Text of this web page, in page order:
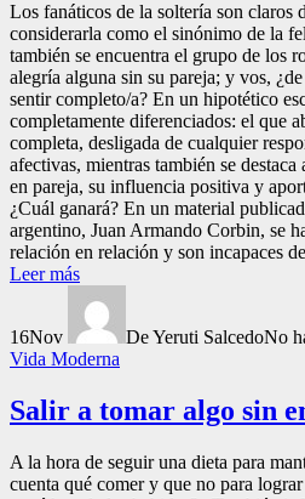
Los fanáticos de la soltería son claros
considerarla como el sinónimo de la
también se encuentra el grupo de los
alegría alguna sin su pareja; y vos,
sentir completo/a? En un hipotético
completamente diferenciados: el que
completa, desligada de cualquier
afectivas, mientras también se
en pareja, su influencia positiva y
¿Cuál ganará? En un material
argentino, Juan Armando Corbin, se
relación en relación y son incapaces
Leer más
16Nov De Yeruti SalcedoNo
Vida Moderna
Salir a tomar algo sin
A la hora de seguir una dieta para
cuenta qué comer y que no para